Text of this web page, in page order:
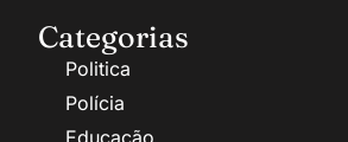
Categorias
Politica
Polícia